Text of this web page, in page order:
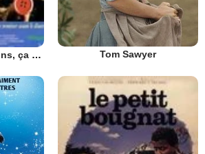
La Guerre des boutons, ça recommence Tom Sawyer